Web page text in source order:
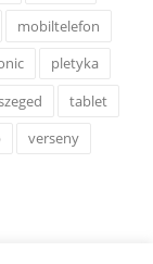
mobiltelefon
pletyka
tablet
verseny